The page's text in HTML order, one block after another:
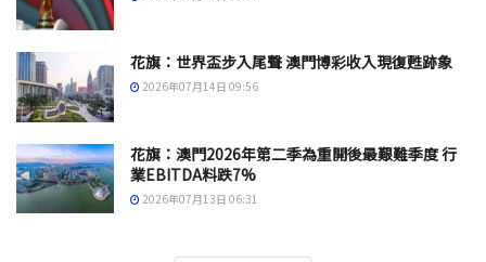
花旗：世界盃步入尾聲 澳門博彩收入現復甦跡象
2026年07月14日 09:56
花旗：澳門2026年第二季為重開後最艱難季度 行
業EBITDA料跌7%
2026年07月13日 06:31